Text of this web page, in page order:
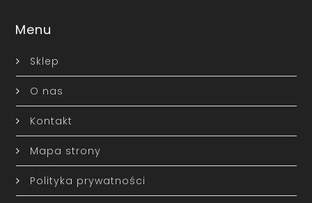
Menu
Sklep
O nas
Kontakt
Mapa strony
Polityka prywatności